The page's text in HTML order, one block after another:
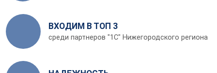
ВХОДИМ В ТОП 3
среди партнеров "1С" Нижегородского региона